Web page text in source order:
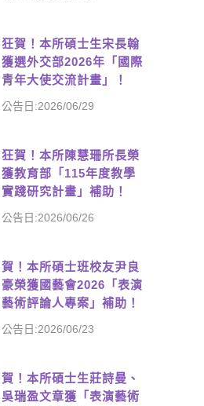
狂賀！本所碩士生宋長翰
獲選外交部2026年「國際
青年大使交流計畫」！
公告日:2026/06/29
狂賀！本所陳慧珊所長榮
獲教育部「115年度教學
實踐研究計畫」補助！
公告日:2026/06/26
賀！本所碩士班校友尹良
豪榮獲國藝會2026「表演
藝術評論人專案」補助！
公告日:2026/06/23
賀！本所碩士生莊詩曼、
吳瑞盈文章獲「表演藝術